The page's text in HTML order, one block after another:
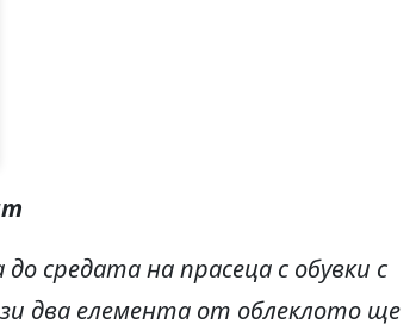
средата на прасеца с обувки с
два елемента от облеклото ще